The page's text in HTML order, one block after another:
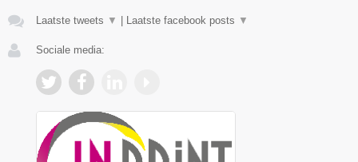
Laatste tweets ▼ | Laatste facebook posts ▼
Sociale media: